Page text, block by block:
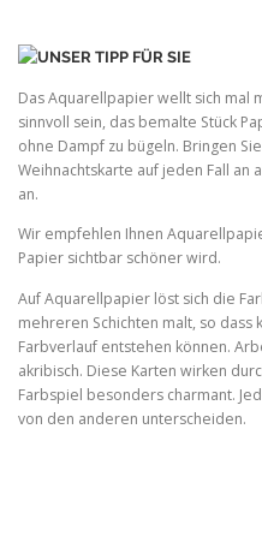
Das Aquarellpapier wellt sich mal
sinnvoll sein, das bemalte Stück
ohne Dampf zu bügeln. Bringen
Weihnachtskarte auf jeden Fall
an.
Wir empfehlen Ihnen
Papier sichtbar schöner wird.
Auf Aquarellpapier löst sich die
mehreren Schichten malt, so
Farbverlauf entstehen können.
akribisch. Diese Karten wirken
Farbspiel besonders charmant.
von den anderen unterscheiden.